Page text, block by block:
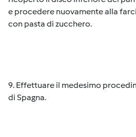
e procedere nuovamente alla
con pasta di zucchero.
9. Effettuare il medesimo
di Spagna.